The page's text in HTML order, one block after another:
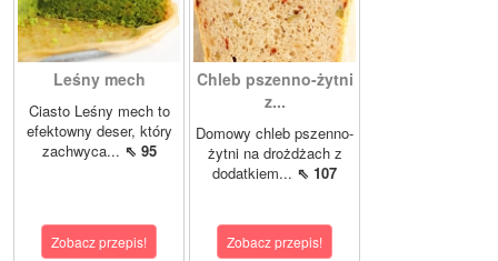
Leśny mech
Ciasto Leśny mech to
efektowny deser, który
zachwyca... ⇖ 95
Zobacz przepis!
Chleb pszenno-żytni
z...
Domowy chleb pszenno-
żytni na drożdżach z
dodatkiem... ⇖ 107
Zobacz przepis!